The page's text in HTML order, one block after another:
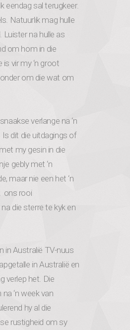
eendag sal terugkeer.
Natuurlik mag hulle
na hulle as
om hom in die
vir my ‘n groot
om die wat om
verlange na ‘n
Is dit die uitdagings of
my gesin in die
gebly met ‘n
maar nie een het ‘n
ons rooi
die sterre te kyk en
in Australië TV-nuus
in Australië en
verlep het. Die
‘n week van
hy al die
rustigheid om sy